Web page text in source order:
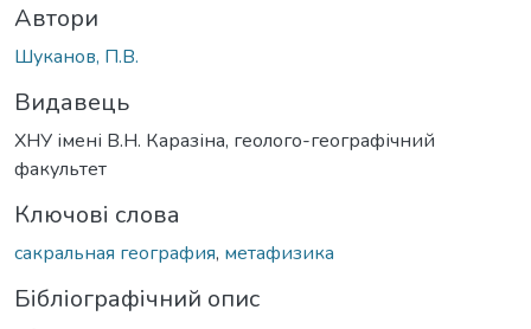
Автори
Шуканов, П.В.
Видавець
ХНУ імені В.Н. Каразіна, геолого-географічний
факультет
Ключові слова
сакральная география, метафизика
Бібліографічний опис